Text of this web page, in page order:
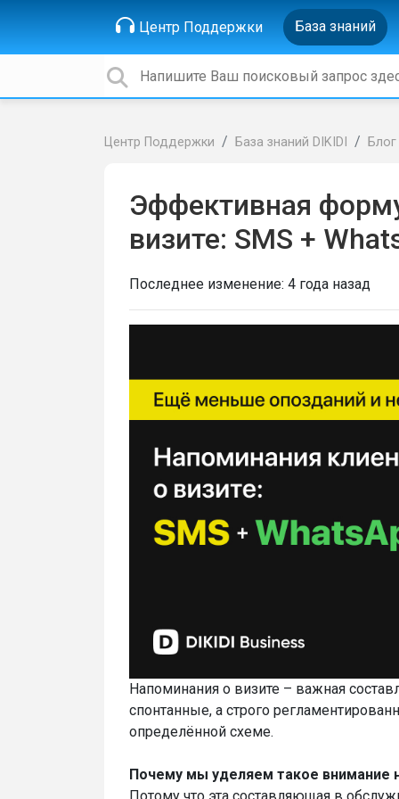
Центр Поддержки База знаний
Центр Поддержки База знаний DIKIDI Блог
Эффективная
визите: SMS +
Последнее изменение: 4 года назад
Напоминания о визите – важная
спонтанные, а строго
определённой схеме.
Почему мы уделяем такое внимание